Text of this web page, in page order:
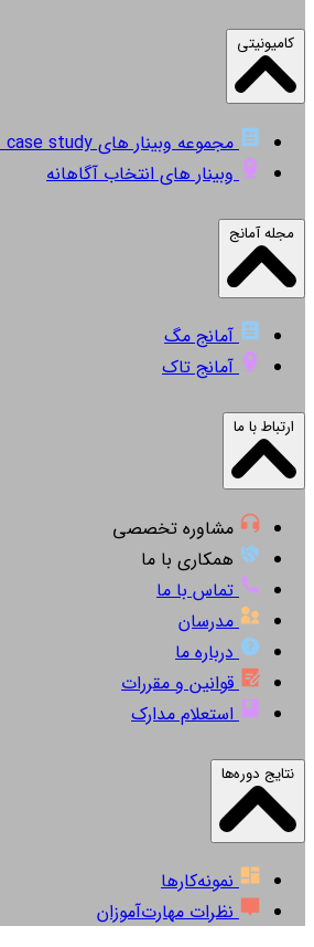
کامیونیتی
مجموعه وبینار های case study دیزاین
وبینار های انتخاب آگاهانه
مجله آمانج
آمانج مگ
آمانج تاک
ارتباط با ما
مشاوره تخصصی
همکاری با ما
تماس با ما
مدرسان
درباره ما
قوانین و مقررات
استعلام مدارک
نتایج دوره‌ها
نمونه‌کارها
نظرات مهارت‌آموزان